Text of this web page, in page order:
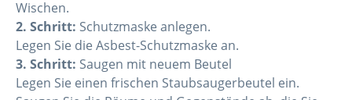
Wischen.
2. Schritt: Schutzmaske anlegen.
Legen Sie die Asbest-Schutzmaske an.
3. Schritt: Saugen mit neuem Beutel
Legen Sie einen frischen Staubsaugerbeutel ein.